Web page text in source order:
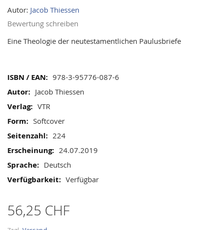
Autor: Jacob Thiessen
Bewertung schreiben
Eine Theologie der neutestamentlichen Paulusbriefe
Mehr
Informationen
978-3-95776-087-6
Jacob Thiessen
VTR
Softcover
224
24.07.2019
Deutsch
Verfügbar
56,25 CHF
the
images